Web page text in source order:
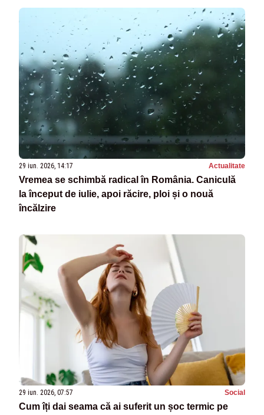
29 iun. 2026, 14:17 Actualitate
Vremea se schimbă radical în România. Caniculă
la început de iulie, apoi răcire, ploi și o nouă
încălzire
29 iun. 2026, 07:57 Social
Cum îți dai seama că ai suferit un șoc termic pe